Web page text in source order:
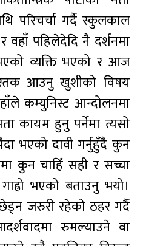
परिचर्चा गर्दै स्कुलकाल
वहाँ पहिलेदेदि नै दर्शनमा
व्यक्ति भएको र आज
आउनु खुशीको विषय
कम्युनिस्ट आन्दोलनमा
कायम हुनु पर्नेमा त्यसो
भएको दावी गर्नुहुँदै कुन
कुन चाहिँ सही र सच्चा
भएको बताउनु भयो।
जरुरी रहेको ठहर गर्दै
रुमल्याउने वा